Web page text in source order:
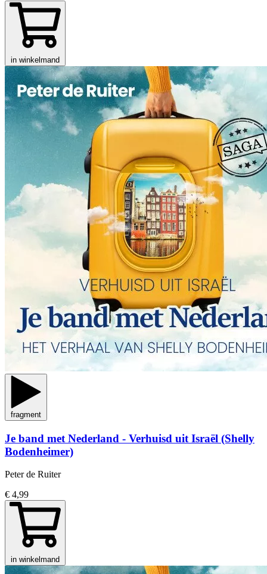
in winkelmand
fragment
Je band met Nederland - Verhuisd uit Israël (Shelly
Bodenheimer)
Peter de Ruiter
€ 4,99
in winkelmand